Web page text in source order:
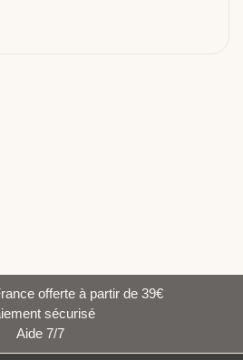
offerte à partir de 39€
sécurisé
Aide 7/7